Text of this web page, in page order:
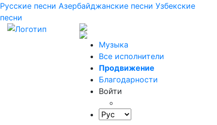
Русские песни Азербайджанские песни Узбекские
песни
Музыка
Все исполнители
Продвижение
Благодарности
Войти